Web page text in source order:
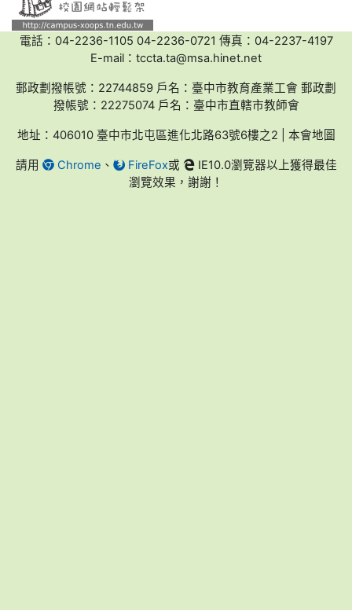
電話：04-2236-1105 04-2236-0721 傳真：04-2237-4197
E-mail：tccta.ta@msa.hinet.net
郵政劃撥帳號：22744859 戶名：臺中市教育產業工會 郵政劃
撥帳號：22275074 戶名：臺中市直轄市教師會
地址：406010 臺中市北屯區進化北路63號6樓之2 | 本會地圖
請用 Chrome 、 FireFox或
IE10.0瀏覽器以上獲得最佳
瀏覽效果，謝謝！